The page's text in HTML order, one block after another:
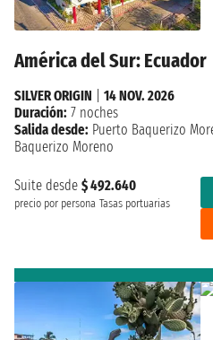
América del Sur: Ecuador
Suite desde $ 492.640
precio por persona Tasas portuarias
SILVER ORIGIN
14 NOV. 2026
Duración: 7 noches
Salida desde: Puerto Baquerizo
Baquerizo Moreno